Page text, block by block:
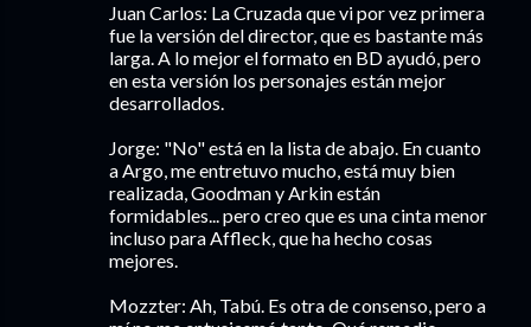
Juan Carlos: La Cruzada que vi por vez primera
fue la versión del director, que es bastante más
larga. A lo mejor el formato en BD ayudó, pero
en esta versión los personajes están mejor
desarrollados.
Jorge: "No" está en la lista de abajo. En cuanto
a Argo, me entretuvo mucho, está muy bien
realizada, Goodman y Arkin están
formidables... pero creo que es una cinta menor
incluso para Affleck, que ha hecho cosas
mejores.
Mozzter: Ah, Tabú. Es otra de consenso, pero a